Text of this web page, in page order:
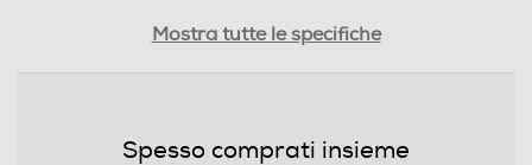
Mostra tutte le specifiche
Spesso comprati insieme